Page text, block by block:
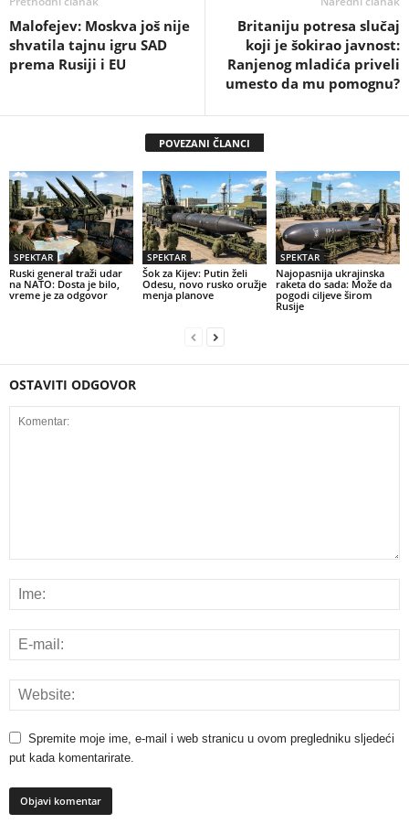
Malofejev: Moskva još nije
shvatila tajnu igru SAD
prema Rusiji i EU
Britaniju potresa slučaj
koji je šokirao javnost:
Ranjenog mladića priveli
umesto da mu pomognu?
POVEZANI ČLANCI
SPEKTAR
Ruski general traži udar
na NATO: Dosta je bilo,
vreme je za odgovor
SPEKTAR
Šok za Kijev: Putin želi
Odesu, novo rusko oružje
menja planove
SPEKTAR
Najopasnija ukrajinska
raketa do sada: Može da
pogodi ciljeve širom
Rusije
OSTAVITI ODGOVOR
Spremite moje ime, e-mail i web stranicu u ovom pregledniku sljedeći
put kada komentarirate.